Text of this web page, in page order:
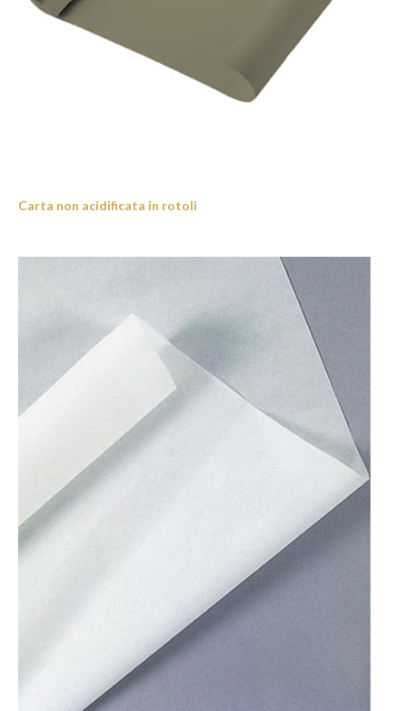
Carta non acidificata in rotoli